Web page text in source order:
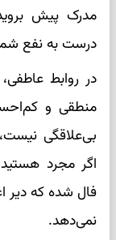
مدرک پیش
درست به نفع
در روابط
منطقی و
بی‌علاقگی
اگر مجرد
فال شده که دیر
نمی‌دهد.